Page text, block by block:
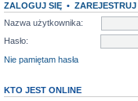
ZALOGUJ SIĘ • ZAREJESTRUJ
Nazwa użytkownika:
Hasło:
Nie pamiętam hasła
KTO JEST ONLINE